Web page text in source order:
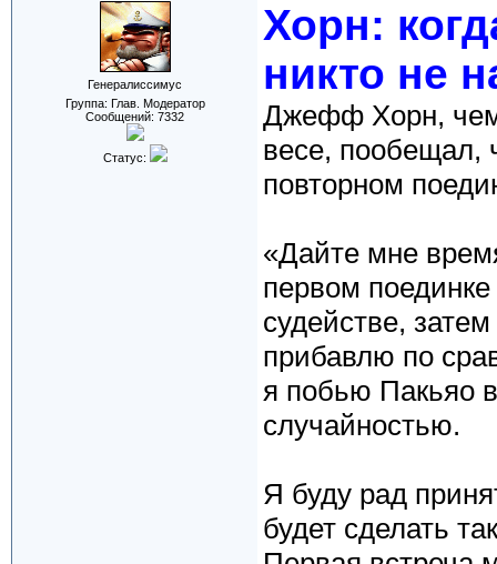
Генералиссимус
Группа: Глав. Модератор
Сообщений: 7332
Статус:
Хорн:
никто не
Джефф Хорн,
весе, пообещал,
повторном
«Дайте мне
первом
судействе,
прибавлю по
я побью Пакьяо
случайностью.
Я буду рад
будет сделать